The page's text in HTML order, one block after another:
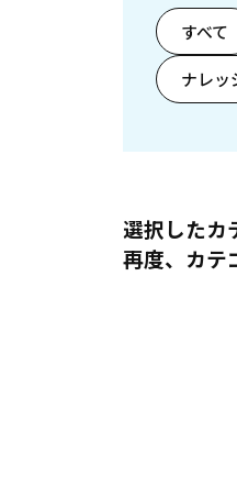
すべて
ナレッ
選択したカ
再度、カテ